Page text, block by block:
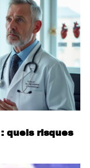
quels risques